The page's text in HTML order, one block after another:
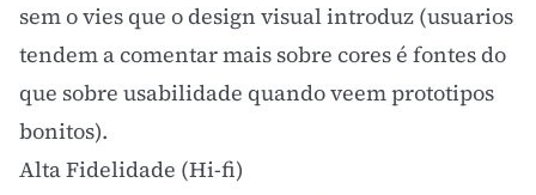
sem o vies que o design visual introduz (usuarios
tendem a comentar mais sobre cores é fontes do
que sobre usabilidade quando veem prototipos
bonitos).
Alta Fidelidade (Hi-fi)